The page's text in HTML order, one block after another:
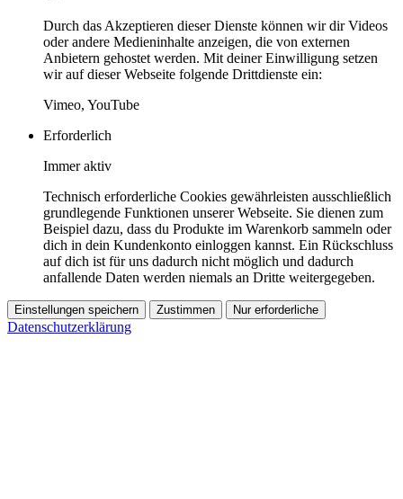
Durch das Akzeptieren dieser Dienste können wir dir Videos
oder andere Medieninhalte anzeigen, die von externen
Anbietern gehostet werden. Mit deiner Einwilligung setzen
wir auf dieser Webseite folgende Drittdienste ein:
Vimeo, YouTube
Erforderlich
Immer aktiv
Technisch erforderliche Cookies gewährleisten ausschließlich
grundlegende Funktionen unserer Webseite. Sie dienen zum
Beispiel dazu, dass du Produkte im Warenkorb sammeln oder
dich in dein Kundenkonto einloggen kannst. Ein Rückschluss
auf dich ist für uns dadurch nicht möglich und dadurch
anfallende Daten werden niemals an Dritte weitergegeben.
Einstellungen speichern Zustimmen Nur erforderliche
Datenschutzerklärung